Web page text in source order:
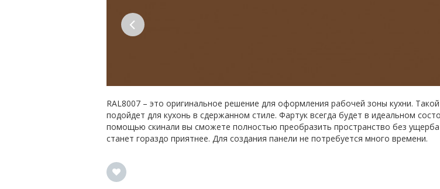
RAL8007 – это оригинальное решение для оформления рабочей зоны кухни.
подойдет для кухонь в сдержанном стиле. Фартук всегда будет в идеальном
помощью скинали вы сможете полностью преобразить пространство без
станет гораздо приятнее. Для создания панели не потребуется много времени.